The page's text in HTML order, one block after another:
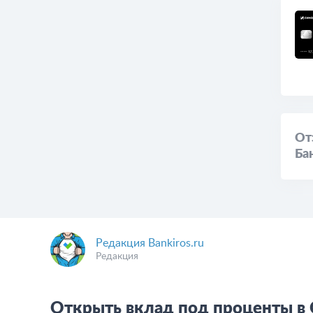
Редакция Bankiros.ru
Редакция
Открыть вклад под проценты в